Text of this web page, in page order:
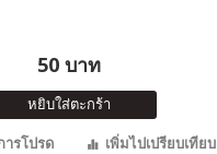
50 บาท
หยิบใส่ตะกร้า
ารโปรด
เพิ่มไปเปรียบเทียบ